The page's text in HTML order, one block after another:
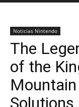
Noticias Nintendo
The
of the
Solutions